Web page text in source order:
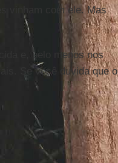
vinham com ele. Mas
e, pelo menos nos
Se você duvida que o